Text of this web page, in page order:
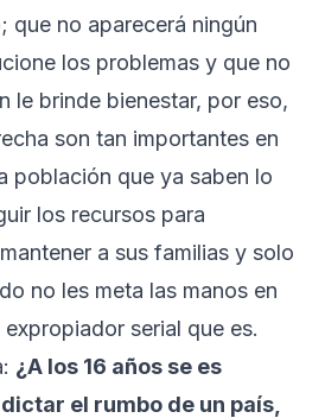
que no aparecerá ningún
los problemas y que no
le brinde bienestar, por eso,
son tan importantes en
población que ya saben lo
los recursos para
a sus familias y solo
no les meta las manos en
serial que es.
¿A los 16 años se es
el rumbo de un país,